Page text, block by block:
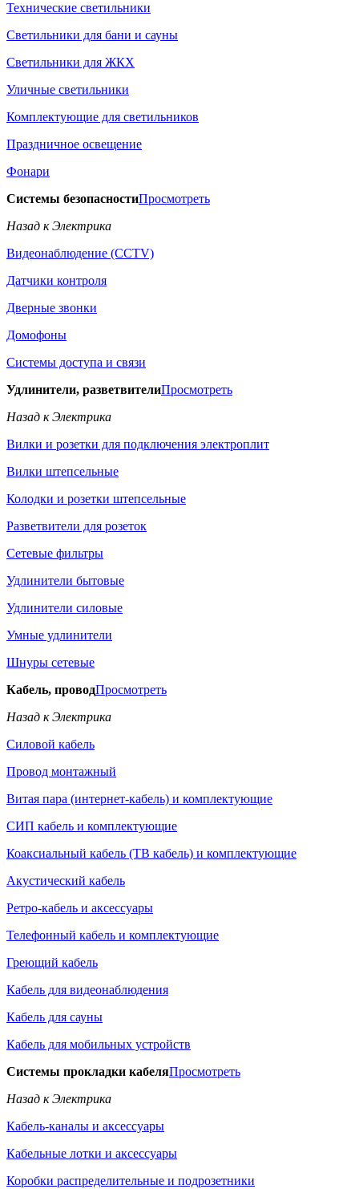
Технические светильники
Светильники для бани и сауны
Светильники для ЖКХ
Уличные светильники
Комплектующие для светильников
Праздничное освещение
Фонари
Системы безопасностиПросмотреть
Назад к Электрика
Видеонаблюдение (CCTV)
Датчики контроля
Дверные звонки
Домофоны
Системы доступа и связи
Удлинители, разветвителиПросмотреть
Назад к Электрика
Вилки и розетки для подключения электроплит
Вилки штепсельные
Колодки и розетки штепсельные
Разветвители для розеток
Сетевые фильтры
Удлинители бытовые
Удлинители силовые
Умные удлинители
Шнуры сетевые
Кабель, проводПросмотреть
Назад к Электрика
Силовой кабель
Провод монтажный
Витая пара (интернет-кабель) и комплектующие
СИП кабель и комплектующие
Коаксиальный кабель (ТВ кабель) и комплектующие
Акустический кабель
Ретро-кабель и аксессуары
Телефонный кабель и комплектующие
Греющий кабель
Кабель для видеонаблюдения
Кабель для сауны
Кабель для мобильных устройств
Системы прокладки кабеляПросмотреть
Назад к Электрика
Кабель-каналы и аксессуары
Кабельные лотки и аксессуары
Коробки распределительные и подрозетники